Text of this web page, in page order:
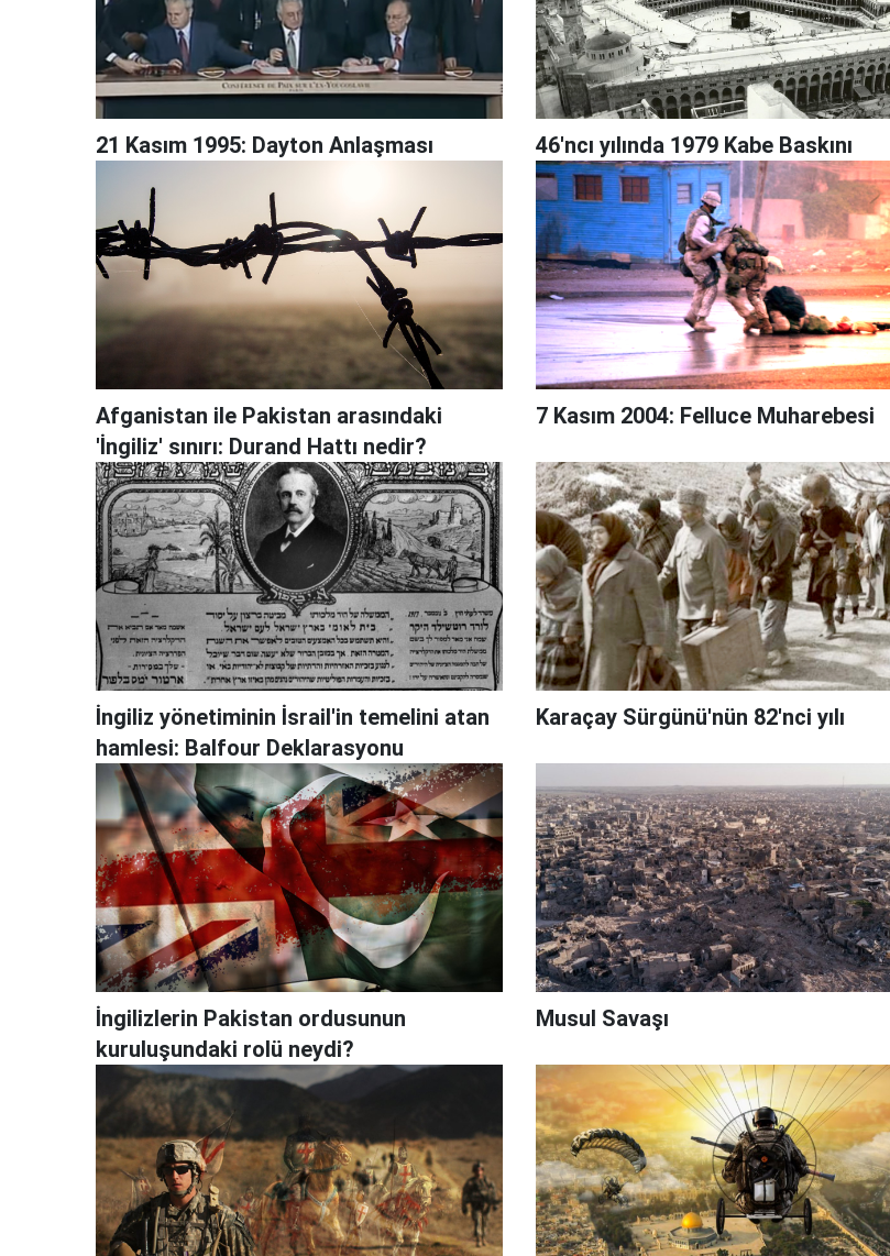
21 Kasım 1995: Dayton Anlaşması 46'ncı yılında 1979 Kabe Baskını
Afganistan ile Pakistan arasındaki
'İngiliz' sınırı: Durand Hattı nedir?
7 Kasım 2004: Felluce Muharebesi
İngiliz yönetiminin İsrail'in temelini atan
hamlesi: Balfour Deklarasyonu
Karaçay Sürgünü'nün 82'nci yılı
İngilizlerin Pakistan ordusunun
kuruluşundaki rolü neydi?
Musul Savaşı